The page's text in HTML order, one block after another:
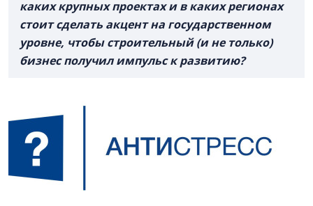
каких крупных проектах и в каких регионах
стоит сделать акцент на государственном
уровне, чтобы строительный (и не только)
бизнес получил импульс к развитию?